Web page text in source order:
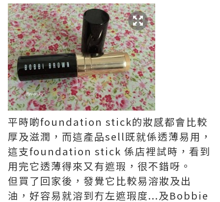
平時啲foundation stick的妝感都會比較
厚及滋潤，而這產品sell既就係透薄易用，
這支foundation stick 係店裡試時，看到
用完它透薄得來又有遮瑕，很不錯呀。
但買了回家後，發覺它比較易溶妝及出
油，好容易就溶到冇左遮瑕度...及Bobbie